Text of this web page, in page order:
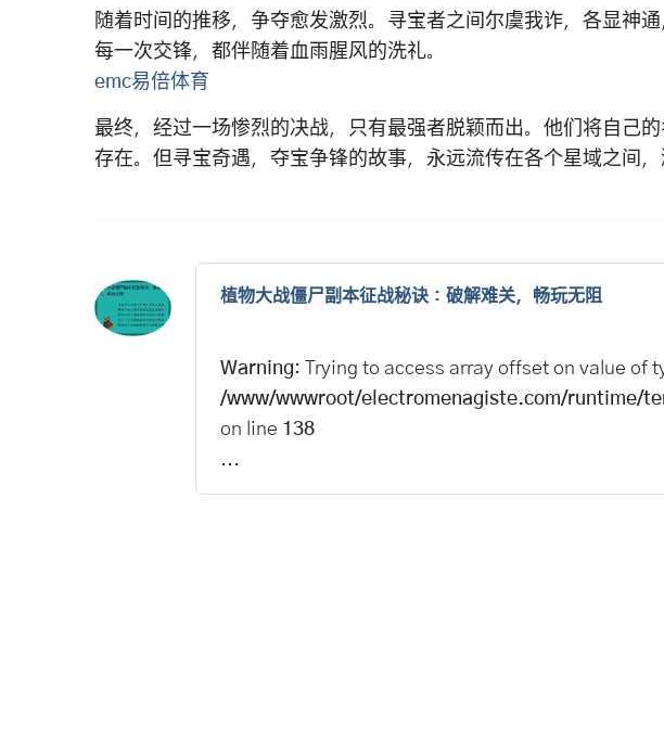
随着时间的推移，争夺愈发激烈。寻宝者之间尔虞我诈，各显神
每一次交锋，都伴随着血雨腥风的洗礼。
emc易倍体育
最终，经过一场惨烈的决战，只有最强者脱颖而出。他们将自己
存在。但寻宝奇遇，夺宝争锋的故事，永远流传在各个星域之间
植物大战僵尸副本征战秘诀：破解难关，畅玩无阻
Warning: Trying to access array offset on value of
/www/wwwroot/electromenagiste.com/runtime/
on line 138
...